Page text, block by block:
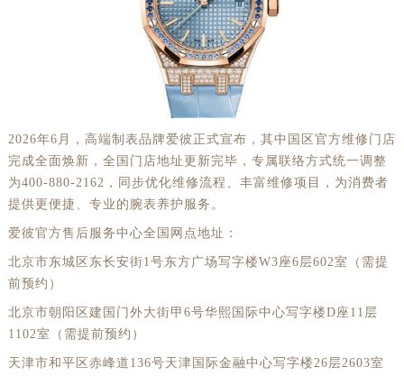
2026年6月，高端制表品牌爱彼正式宣布，其中国区官方维修门店
完成全面焕新，全国门店地址更新完毕，专属联络方式统一调整
为400-880-2162，同步优化维修流程、丰富维修项目，为消费者
提供更便捷、专业的腕表养护服务。
爱彼官方售后服务中心全国网点地址：
北京市东城区东长安街1号东方广场写字楼W3座6层602室（需提
前预约）
北京市朝阳区建国门外大街甲6号华熙国际中心写字楼D座11层
1102室（需提前预约）
天津市和平区赤峰道136号天津国际金融中心写字楼26层2603室